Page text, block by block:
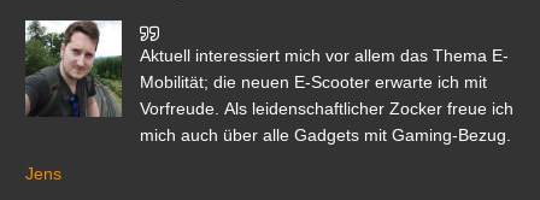
Aktuell interessiert mich vor allem das Thema E-
Mobilität; die neuen E-Scooter erwarte ich mit
Vorfreude. Als leidenschaftlicher Zocker freue ich
mich auch über alle Gadgets mit Gaming-Bezug.
Jens